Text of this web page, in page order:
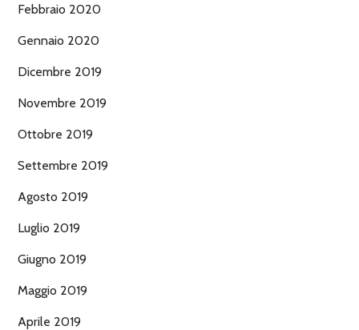
Febbraio 2020
Gennaio 2020
Dicembre 2019
Novembre 2019
Ottobre 2019
Settembre 2019
Agosto 2019
Luglio 2019
Giugno 2019
Maggio 2019
Aprile 2019